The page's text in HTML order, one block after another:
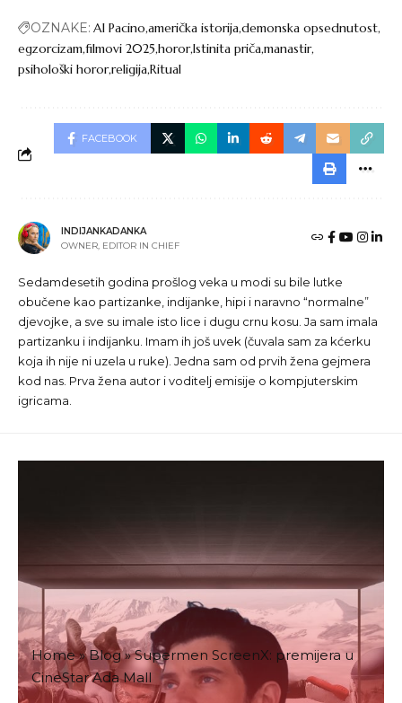
OZNAKE: Al Pacino američka istorijademonska opsednutost
egzorcizamfilmovi 2025 hororIstinita pričamanastir
psihološki hororreligijaRitual
FACEBOOK
INDIJANKADANKA
OWNER, EDITOR IN CHIEF
Sedamdesetih godina prošlog veka u modi su bile lutke
obučene kao partizanke, indijanke, hipi i naravno “normalne”
djevojke, a sve su imale isto lice i dugu crnu kosu. Ja sam imala
partizanku i indijanku. Imam ih još uvek (čuvala sam za kćerku
koja ih nije ni uzela u ruke). Jedna sam od prvih žena gejmera
kod nas. Prva žena autor i voditelj emisije o kompjuterskim
igricama.
Home»Blog»Supermen ScreenX: premijera u
CineStar Ada Mall